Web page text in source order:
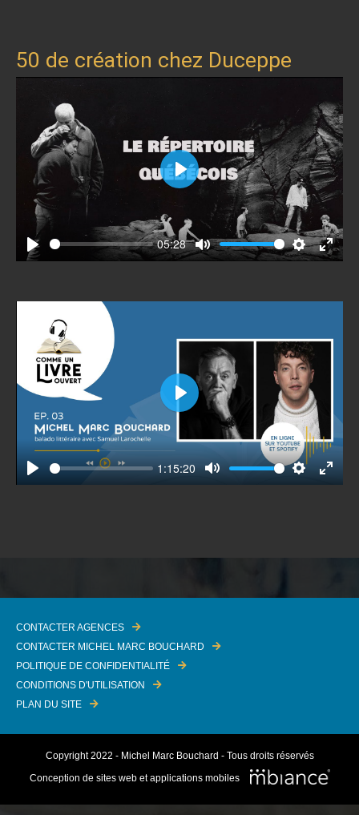
50 de création chez Duceppe
Play
05:28
Mute SettingsEnter
Play
Play
1:15:20
Mute SettingsEnter
Play
CONTACTER AGENCES
CONTACTER MICHEL MARC BOUCHARD
POLITIQUE DE CONFIDENTIALITÉ
CONDITIONS D'UTILISATION
PLAN DU SITE
Copyright 2022 - Michel Marc Bouchard - Tous droits réservés
Conception de sites web et applications mobiles